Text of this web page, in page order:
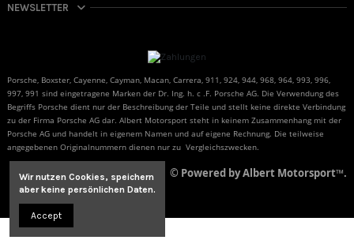
NEWSLETTER
Porsche, Boxster, Cayenne, Cayman, Macan, Carrera, 911, 924, 944, 968, 964, 993, 996,
997, 991 sind eingetragene Marken der Dr. Ing. h. c .F. Porsche AG. Die Verwendung des
Begriffs Porsche dient nur der Beschreibung der Teile und stellt keine direkte Verbindung
zu der Firma Porsche AG dar. Albert Motorsport steht in keinem Zusammenhang mit der
Porsche AG und handelt in eigenem Namen und auf eigene Rechnung. Die teilweise
angegebenen Originalnummern dienen nur zu Vergleichszwecken.
© Powered by Albert Motorsport™.
Wir nutzen Cookies, speichern
aberkeine persönlichen Daten.
Accept